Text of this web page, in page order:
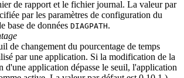
de rapport et le fichier journal. La valeur par
par les paramètres de configuration du
base de données DIAGPATH.
de changement du pourcentage de temps
par une application. Si la modification de la
d'une application dépasse le seuil, l'application